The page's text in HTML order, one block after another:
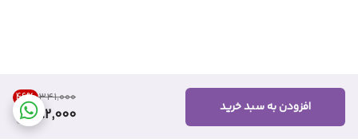
۳۴۱٬۰۰۰ 46%
182,000 افزودن به سبد خرید